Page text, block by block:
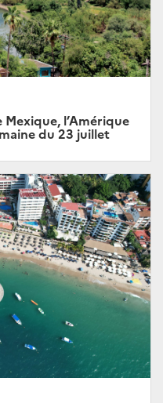
l’Amérique
du 23 juillet